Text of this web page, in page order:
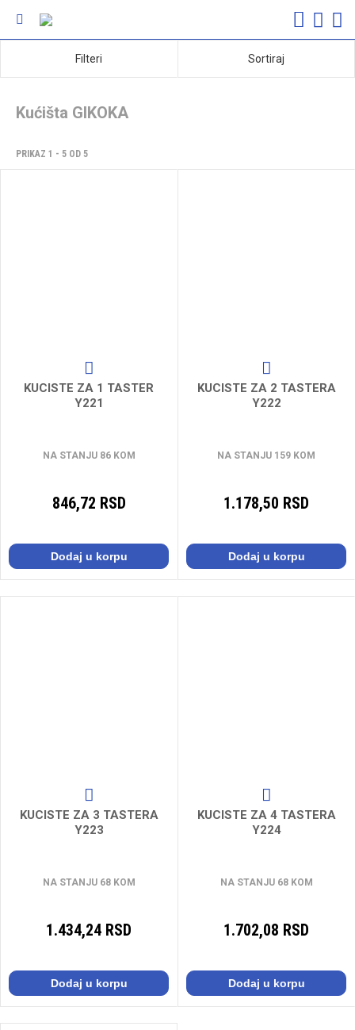
Filteri Sortiraj
Kućišta GIKOKA
PRIKAZ 1 - 5 OD 5
KUCISTE ZA 1 TASTER
Y221
NA STANJU 86 KOM
846,72 RSD
Dodaj u korpu
KUCISTE ZA 2 TASTERA
Y222
NA STANJU 159 KOM
1.178,50 RSD
Dodaj u korpu
KUCISTE ZA 3 TASTERA
Y223
NA STANJU 68 KOM
1.434,24 RSD
Dodaj u korpu
KUCISTE ZA 4 TASTERA
Y224
NA STANJU 68 KOM
1.702,08 RSD
Dodaj u korpu